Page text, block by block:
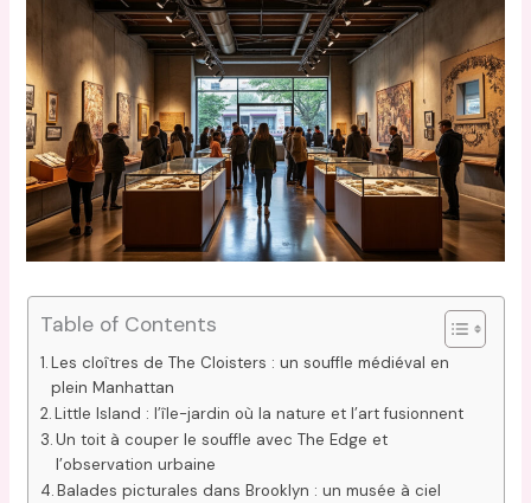
Table of Contents
Les cloîtres de The Cloisters : un souffle médiéval en
plein Manhattan
Little Island : l’île-jardin où la nature et l’art fusionnent
Un toit à couper le souffle avec The Edge et
l’observation urbaine
Balades picturales dans Brooklyn : un musée à ciel